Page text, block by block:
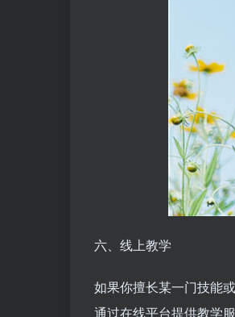
六、线上教学
如果你擅长某一门技能
通过在线平台提供教学